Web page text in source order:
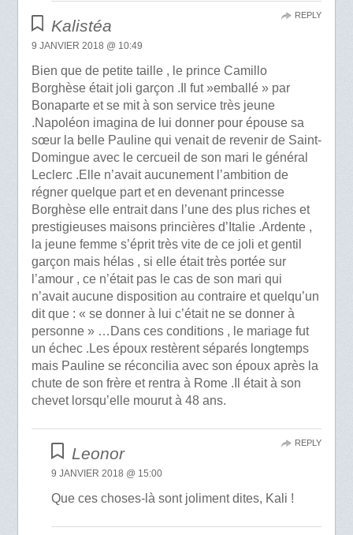
Kalistéa
9 JANVIER 2018 @ 10:49
Bien que de petite taille , le prince Camillo
Borghèse était joli garçon .Il fut »emballé » par
Bonaparte et se mit à son service très jeune
.Napoléon imagina de lui donner pour épouse sa
sœur la belle Pauline qui venait de revenir de Saint-
Domingue avec le cercueil de son mari le général
Leclerc .Elle n’avait aucunement l’ambition de
régner quelque part et en devenant princesse
Borghèse elle entrait dans l’une des plus riches et
prestigieuses maisons princières d’Italie .Ardente ,
la jeune femme s’éprit très vite de ce joli et gentil
garçon mais hélas , si elle était très portée sur
l’amour , ce n’était pas le cas de son mari qui
n’avait aucune disposition au contraire et quelqu’un
dit que : « se donner à lui c’était ne se donner à
personne » …Dans ces conditions , le mariage fut
un échec .Les époux restèrent séparés longtemps
mais Pauline se réconcilia avec son époux après la
chute de son frère et rentra à Rome .Il était à son
chevet lorsqu’elle mourut à 48 ans.
REPLY
Leonor
9 JANVIER 2018 @ 15:00
Que ces choses-là sont joliment dites, Kali !
REPLY